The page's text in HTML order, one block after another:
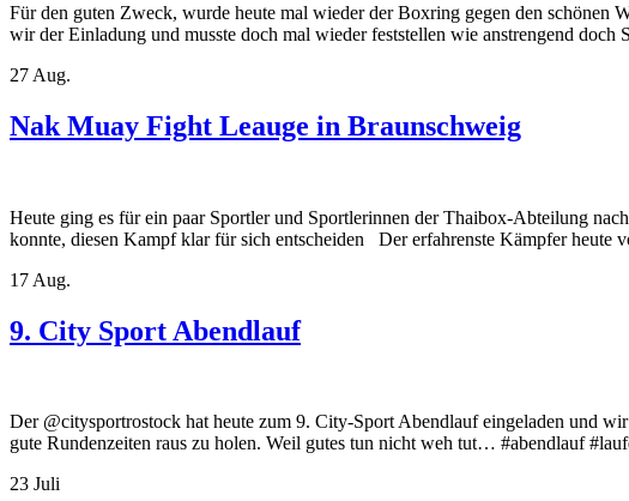
Für den guten Zweck, wurde heute mal wieder der Boxring gegen den schönen
wir der Einladung und musste doch mal wieder feststellen wie anstrengend
27 Aug.
Nak Muay Fight Leauge in Braunschweig
Heute ging es für ein paar Sportler und Sportlerinnen der Thaibox-Abteilung
konnte, diesen Kampf klar für sich entscheiden Der erfahrenste Kämpfer heute
17 Aug.
9. City Sport Abendlauf
Der @citysportrostock hat heute zum 9. City-Sport Abendlauf eingeladen und
gute Rundenzeiten raus zu holen. Weil gutes tun nicht weh tut… #abendlauf
23 Juli